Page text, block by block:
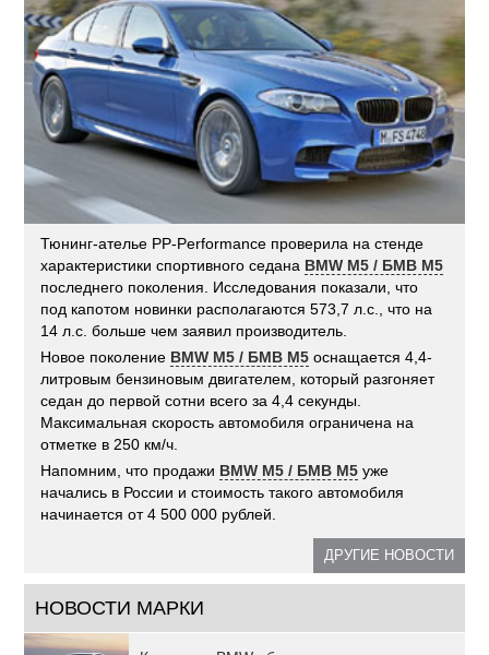
Тюнинг-ателье PP-Performance проверила на стенде
характеристики спортивного седана BMW M5 / БМВ М5
последнего поколения. Исследования показали, что
под капотом новинки располагаются 573,7 л.с., что на
14 л.с. больше чем заявил производитель.
Новое поколение BMW M5 / БМВ М5 оснащается 4,4-
литровым бензиновым двигателем, который разгоняет
седан до первой сотни всего за 4,4 секунды.
Максимальная скорость автомобиля ограничена на
отметке в 250 км/ч.
Напомним, что продажи BMW M5 / БМВ М5 уже
начались в России и стоимость такого автомобиля
начинается от 4 500 000 рублей.
ДРУГИЕ НОВОСТИ
НОВОСТИ МАРКИ